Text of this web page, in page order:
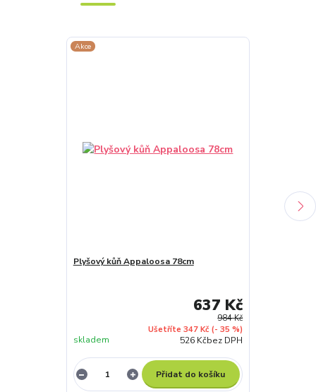
Akce
Plyšový kůň Appaloosa 78cm
984 Kč
Ušetříte 347 Kč (- 35 %)
637 Kč
526 Kčbez DPH
skladem
Přidat do košíku